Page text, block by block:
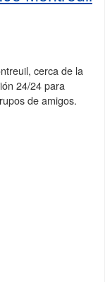
cerca de la
24/24 para
de amigos.